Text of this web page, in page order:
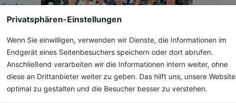
Privatsphären-Einstellungen
Wenn Sie einwilligen, verwenden wir Dienste, die Informationen im
Endgerät eines Seitenbesuchers speichern oder dort abrufen.
Anschließend verarbeiten wir die Informationen intern weiter, ohne
diese an Drittanbieter weiter zu geben. Das hilft uns, unsere Website
optimal zu gestalten und die Besucher besser zu verstehen.
den